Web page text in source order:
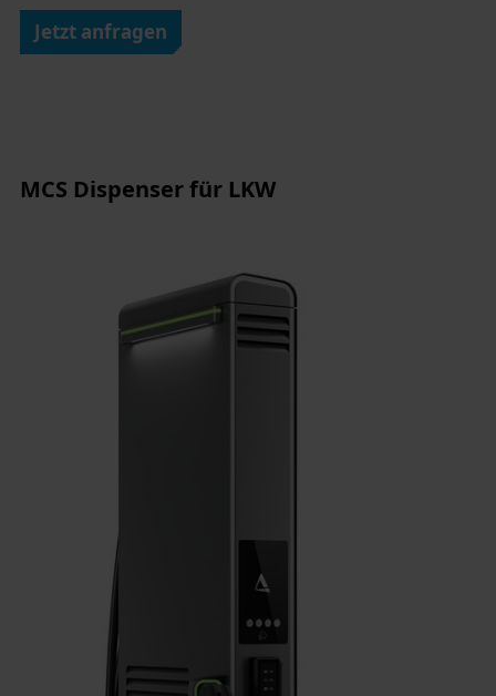
Jetzt anfragen
MCS Dispenser für LKW